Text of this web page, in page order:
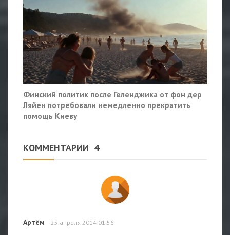
Финский политик после Геленджика от фон дер
Ляйен потребовали немедленно прекратить
помощь Киеву
КОММЕНТАРИИ 4
Артём 25 апреля 2014 01:56